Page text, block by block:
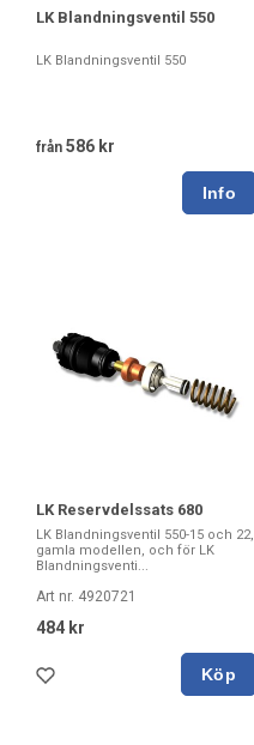
LK Blandningsventil 550
LK Blandningsventil 550
från 586 kr
LK Reservdelssats 680
LK Blandningsventil 550-15 och 22,
gamla modellen, och för LK
Blandningsventi...
Art nr. 4920721
484 kr
Köp